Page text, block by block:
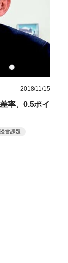
2018/11/15
率、0.5ポイ
経営課題